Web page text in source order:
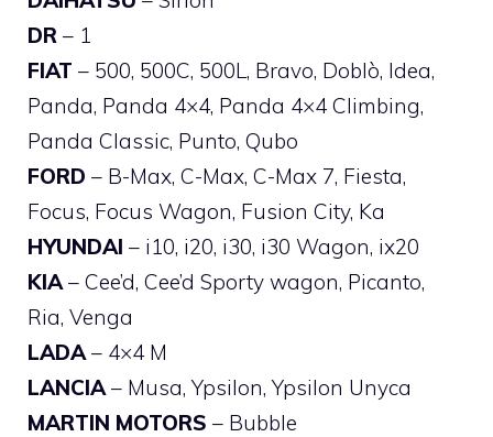
DR – 1
FIAT – 500, 500C, 500L, Bravo, Doblò, Idea,
Panda, Panda 4×4, Panda 4×4 Climbing,
Panda Classic, Punto, Qubo
FORD – B-Max, C-Max, C-Max 7, Fiesta,
Focus, Focus Wagon, Fusion City, Ka
HYUNDAI – i10, i20, i30, i30 Wagon, ix20
KIA– Cee’d, Cee’d Sporty wagon, Picanto,
Ria, Venga
LADA– 4×4 M
LANCIA– Musa, Ypsilon, Ypsilon Unyca
MARTIN MOTORS – Bubble